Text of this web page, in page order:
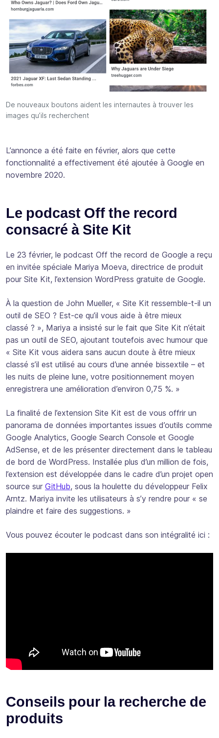
De nouveaux boutons aident les internautes à trouver les
images qu’ils recherchent
L’annonce a été faite en février, alors que cette
fonctionnalité a effectivement été ajoutée à Google en
novembre 2020.
Le podcast Off the record
consacré à Site Kit
Le 23 février, le podcast Off the record de Google a reçu
en invitée spéciale Mariya Moeva, directrice de produit
pour Site Kit, l’extension WordPress gratuite de Google.
À la question de John Mueller, « Site Kit ressemble-t-il un
outil de SEO ? Est-ce qu’il vous aide à être mieux
classé ? », Mariya a insisté sur le fait que Site Kit n’était
pas un outil de SEO, ajoutant toutefois avec humour que
« Site Kit vous aidera sans aucun doute à être mieux
classé s’il est utilisé au cours d’une année bissextile – et
les nuits de pleine lune, votre positionnement moyen
enregistrera une amélioration d’environ 0,75 %. »
La finalité de l’extension Site Kit est de vous offrir un
panorama de données importantes issues d’outils comme
Google Analytics, Google Search Console et Google
AdSense, et de les présenter directement dans le tableau
de bord de WordPress. Installée plus d’un million de fois,
l’extension est développée dans le cadre d’un projet open
source sur GitHub, sous la houlette du développeur Felix
Arntz. Mariya invite les utilisateurs à s’y rendre pour « se
plaindre et faire des suggestions. »
Vous pouvez écouter le podcast dans son intégralité ici :
Conseils pour la recherche de
produits